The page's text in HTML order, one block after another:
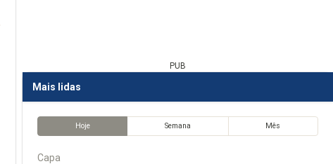
PUB
Mais lidas
Hoje Semana Mês
Capa